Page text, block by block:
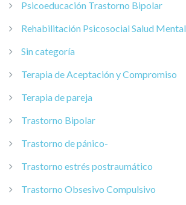
Psicoeducación Trastorno Bipolar
Rehabilitación Psicosocial Salud Mental
Sin categoría
Terapia de Aceptación y Compromiso
Terapia de pareja
Trastorno Bipolar
Trastorno de pánico-
Trastorno estrés postraumático
Trastorno Obsesivo Compulsivo